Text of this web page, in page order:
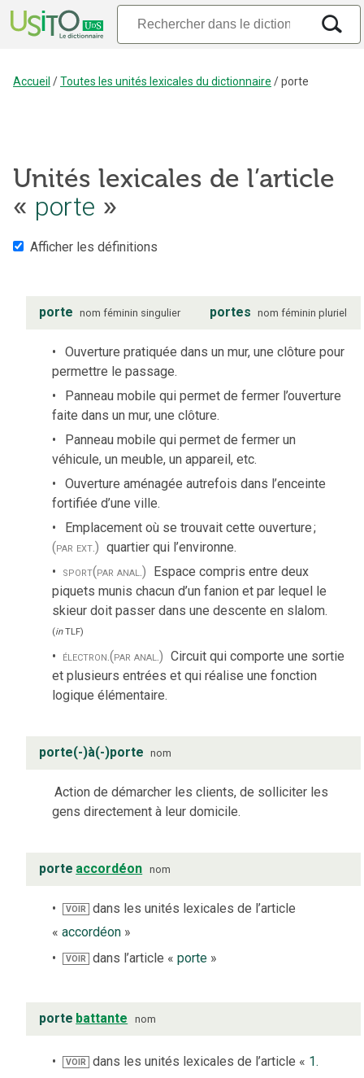
Accueil /Toutes les unités lexicales du dictionnaire /porte
Unités lexicales de l’article
« porte »
Afficher les définitions
porte nom féminin singulier portes nom féminin pluriel
Ouverture pratiquée dans un mur, une clôture pour
permettre le passage.
Panneau mobile qui permet de fermer l’ouverture
faite dans un mur, une clôture.
Panneau mobile qui permet de fermer un
véhicule, un meuble, un appareil, etc.
Ouverture aménagée autrefois dans l’enceinte
fortifiée d’une ville.
Emplacement où se trouvait cette ouverture;
(par ext.) quartier qui l’environne.
sport(par anal.) Espace compris entre deux
piquets munis chacun d’un fanion et par lequel le
skieur doit passer dans une descente en slalom.
(inTLF)
électron.(par anal.) Circuit qui comporte une sortie
et plusieurs entrées et qui réalise une fonction
logique élémentaire.
porte(-)à(-)porte nom
Action de démarcher les clients, de solliciter les
gens directement à leur domicile.
porte accordéon nom
VOIR
dans les unités lexicales de l’article
« accordéon »
VOIR dans l’article «porte »
porte battante nom
VOIR dans les unités lexicales de l’article « 1.